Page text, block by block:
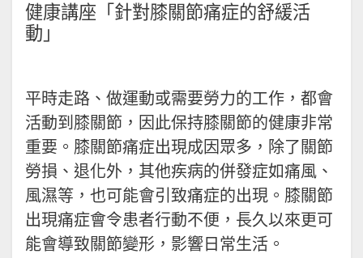
健康講座「針對膝關節痛症的舒緩活
動」
平時走路、做運動或需要勞力的工作，都會
活動到膝關節，因此保持膝關節的健康非常
重要。膝關節痛症出現成因眾多，除了關節
勞損、退化外，其他疾病的併發症如痛風、
風濕等，也可能會引致痛症的出現。膝關節
出現痛症會令患者行動不便，長久以來更可
能會導致關節變形，影響日常生活。